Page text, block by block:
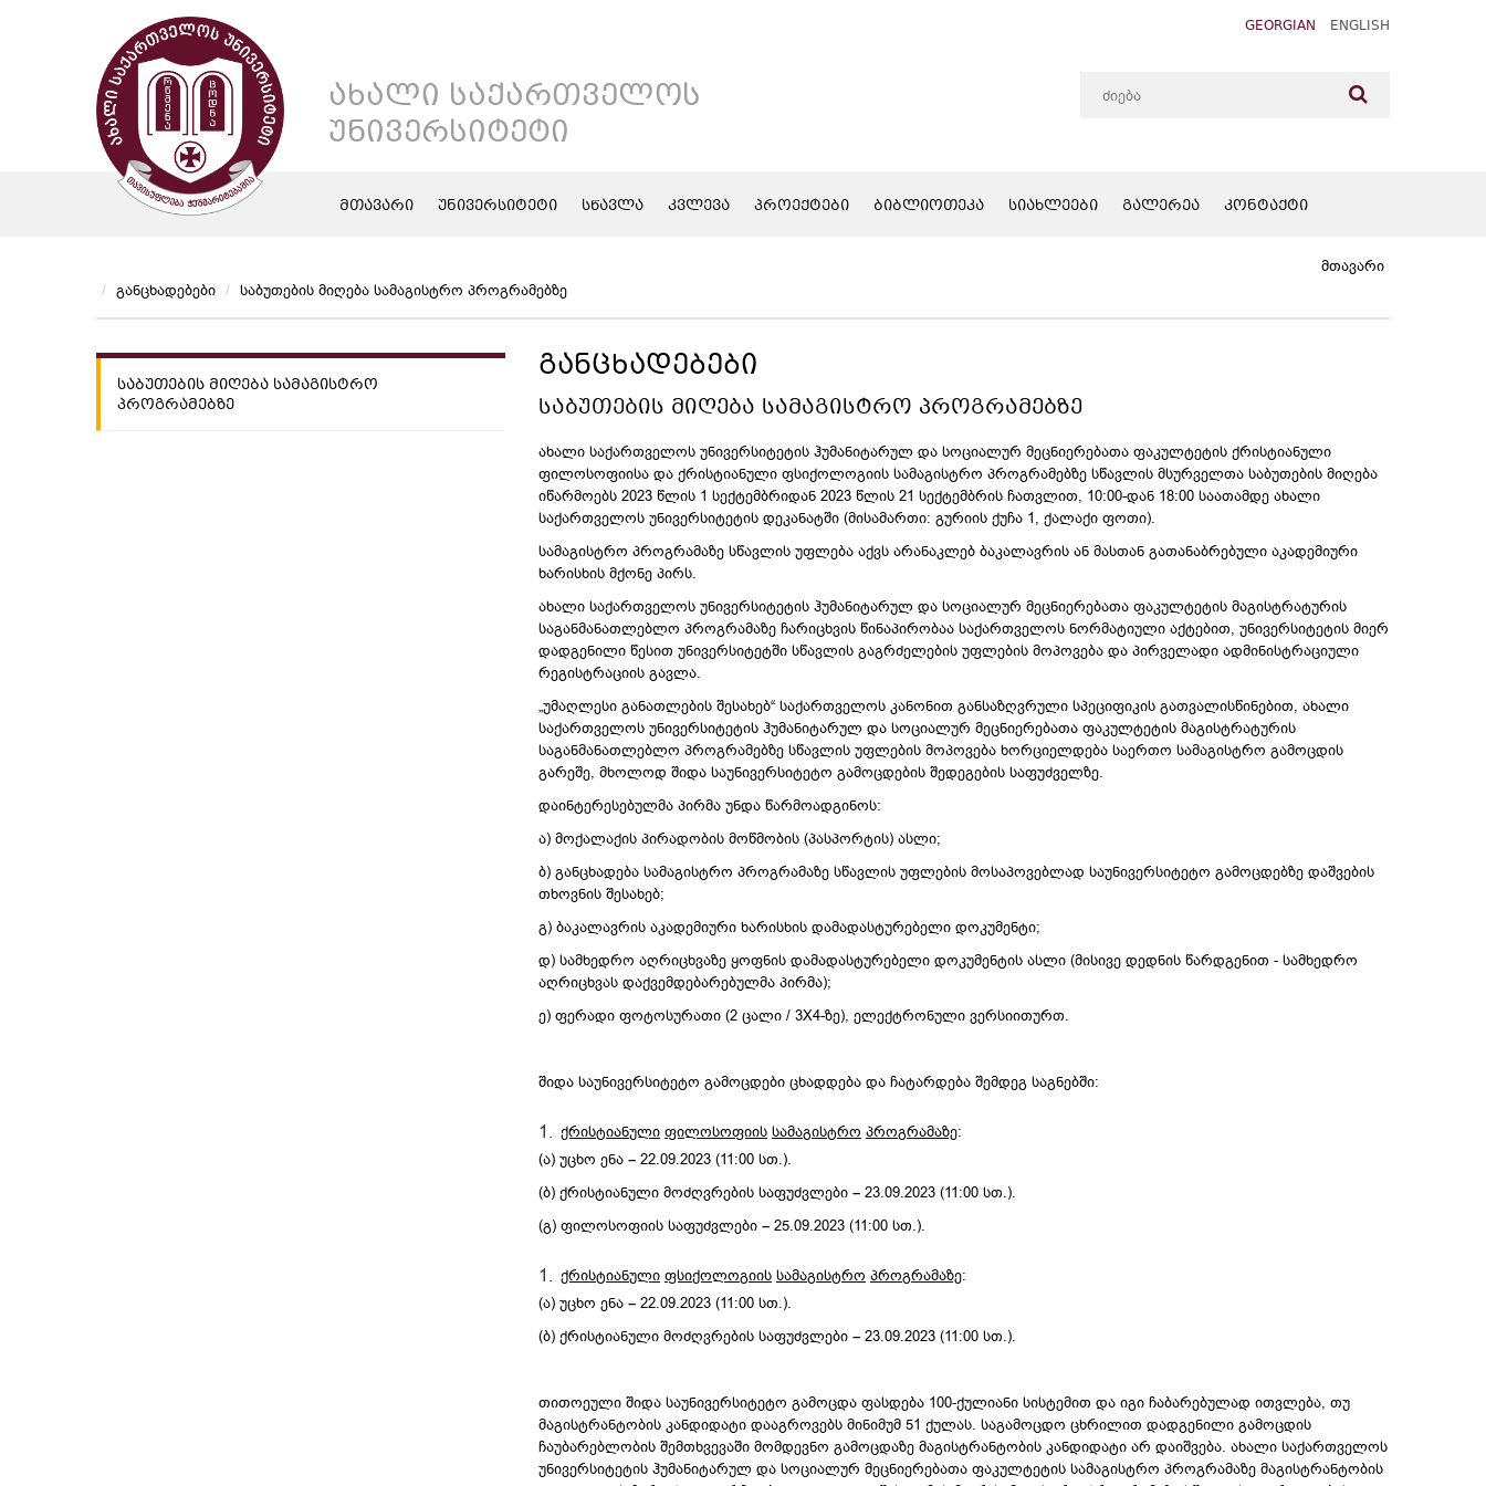
ᲐᲮᲐᲚᲘ ᲡᲐᲥᲐᲠᲗᲕᲔᲚᲝᲡ
ᲣᲜᲘᲕᲔᲠᲡᲘᲢᲔᲢᲘ
GEORGIAN ENGLISH
ᲛᲗᲐᲕᲐᲠᲘ ᲣᲜᲘᲕᲔᲠᲡᲘᲢᲔᲢᲘ ᲡᲬᲐᲕᲚᲐ ᲙᲕᲚᲔᲕᲐ ᲞᲠᲝᲔᲥᲢᲔᲑᲘ ᲑᲘᲑᲚᲘᲝᲗᲔᲙᲐ ᲡᲘᲐᲮᲚᲔᲔᲑᲘ ᲒᲐᲚᲔᲠᲔᲐ ᲙᲝᲜᲢᲐᲥᲢᲘ
Მთავარი
Განცხადებები
Საბუთების Მიღება Სამაგისტრო Პროგრამებზე
ᲡᲐᲑᲣᲗᲔᲑᲘᲡ ᲛᲘᲦᲔᲑᲐ ᲡᲐᲛᲐᲒᲘᲡᲢᲠᲝ
ᲞᲠᲝᲒᲠᲐᲛᲔᲑᲖᲔ
ᲒᲐᲜᲪᲮᲐᲓᲔᲑᲔᲑᲘ
ᲡᲐᲑᲣᲗᲔᲑᲘᲡ ᲛᲘᲦᲔᲑᲐ ᲡᲐᲛᲐᲒᲘᲡᲢᲠᲝ ᲞᲠᲝᲒᲠᲐᲛᲔᲑᲖᲔ
ახალი საქართველოს უნივერსიტეტის ჰუმანიტარულ და სოციალურ მეცნიერებათა ფაკულტეტის ქრისტიანული
ფილოსოფიისა და ქრისტიანული ფსიქოლოგიის სამაგისტრო პროგრამებზე სწავლის მსურველთა საბუთების მიღება
იწარმოებს 2023 წლის 1 სექტემბრიდან 2023 წლის 21 სექტემბრის ჩათვლით, 10:00-დან 18:00 საათამდე ახალი
საქართველოს უნივერსიტეტის დეკანატში (მისამართი: გურიის ქუჩა 1, ქალაქი ფოთი).
სამაგისტრო პროგრამაზე სწავლის უფლება აქვს არანაკლებ ბაკალავრის ან მასთან გათანაბრებული აკადემიური
ხარისხის მქონე პირს.
ახალი საქართველოს უნივერსიტეტის ჰუმანიტარულ და სოციალურ მეცნიერებათა ფაკულტეტის მაგისტრატურის
საგანმანათლებლო პროგრამაზე ჩარიცხვის წინაპირობაა საქართველოს ნორმატიული აქტებით, უნივერსიტეტის მიერ
დადგენილი წესით უნივერსიტეტში სწავლის გაგრძელების უფლების მოპოვება და პირველადი ადმინისტრაციული
რეგისტრაციის გავლა.
„უმაღლესი განათლების შესახებ“ საქართველოს კანონით განსაზღვრული სპეციფიკის გათვალისწინებით, ახალი
საქართველოს უნივერსიტეტის ჰუმანიტარულ და სოციალურ მეცნიერებათა ფაკულტეტის მაგისტრატურის
საგანმანათლებლო პროგრამებზე სწავლის უფლების მოპოვება ხორციელდება საერთო სამაგისტრო გამოცდის
გარეშე, მხოლოდ შიდა საუნივერსიტეტო გამოცდების შედეგების საფუძველზე.
დაინტერესებულმა პირმა უნდა წარმოადგინოს:
ა) მოქალაქის პირადობის მოწმობის (პასპორტის) ასლი;
ბ) განცხადება სამაგისტრო პროგრამაზე სწავლის უფლების მოსაპოვებლად საუნივერსიტეტო გამოცდებზე დაშვების
თხოვნის შესახებ;
გ) ბაკალავრის აკადემიური ხარისხის დამადასტურებელი დოკუმენტი;
დ) სამხედრო აღრიცხვაზე ყოფნის დამადასტურებელი დოკუმენტის ასლი (მისივე დედნის წარდგენით - სამხედრო
აღრიცხვას დაქვემდებარებულმა პირმა);
ე) ფერადი ფოტოსურათი (2 ცალი / 3X4-ზე), ელექტრონული ვერსიითურთ.
შიდა საუნივერსიტეტო გამოცდები ცხადდება და ჩატარდება შემდეგ საგნებში:
ქრისტიანული ფილოსოფიის სამაგისტრო პროგრამაზე:
(ა) უცხო ენა – 22.09.2023 (11:00 სთ.).
(ბ) ქრისტიანული მოძღვრების საფუძვლები – 23.09.2023 (11:00 სთ.).
(გ) ფილოსოფიის საფუძვლები – 25.09.2023 (11:00 სთ.).
ქრისტიანული ფსიქოლოგიის სამაგისტრო პროგრამაზე:
(ა) უცხო ენა – 22.09.2023 (11:00 სთ.).
(ბ) ქრისტიანული მოძღვრების საფუძვლები – 23.09.2023 (11:00 სთ.).
თითოეული შიდა საუნივერსიტეტო გამოცდა ფასდება 100-ქულიანი სისტემით და იგი ჩაბარებულად ითვლება, თუ
მაგისტრანტობის კანდიდატი დააგროვებს მინიმუმ 51 ქულას. საგამოცდო ცხრილით დადგენილი გამოცდის
ჩაუბარებლობის შემთხვევაში მომდევნო გამოცდაზე მაგისტრანტობის კანდიდატი არ დაიშვება. ახალი საქართველოს
უნივერსიტეტის ჰუმანიტარულ და სოციალურ მეცნიერებათა ფაკულტეტის სამაგისტრო პროგრამაზე მაგისტრანტობის